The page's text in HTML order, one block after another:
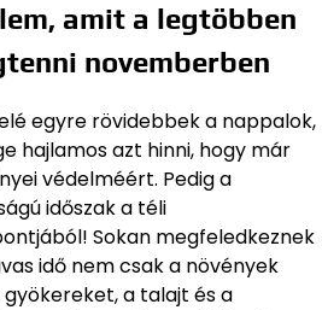
amit a legtöbben
novemberben
egyre rövidebbek a nappalok,
hajlamos azt hinni, hogy már
védelméért. Pedig a
időszak a téli
Sokan megfeledkeznek
idő nem csak a növények
a talajt és a